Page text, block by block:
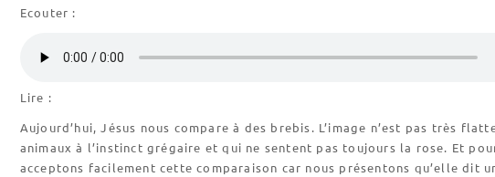
Ecouter :
Lire :
Aujourd’hui, Jésus nous compare à des brebis. L’image n’est pas très
animaux à l’instinct grégaire et qui ne sentent pas toujours la rose. Et
acceptons facilement cette comparaison car nous présentons qu’elle dit